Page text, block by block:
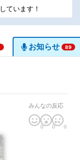
ています！
お知らせ 89
みんなの反応
0 0 0